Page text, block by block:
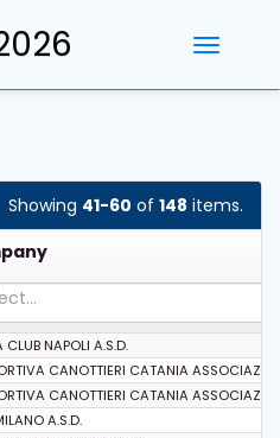
Toggle
Showing 41-60 of 148 items.
NAPOLI A.S.D.
CANOTTIERI CATANIA
CANOTTIERI CATANIA
A.S.D.